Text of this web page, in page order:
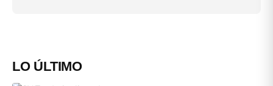
LO ÚLTIMO